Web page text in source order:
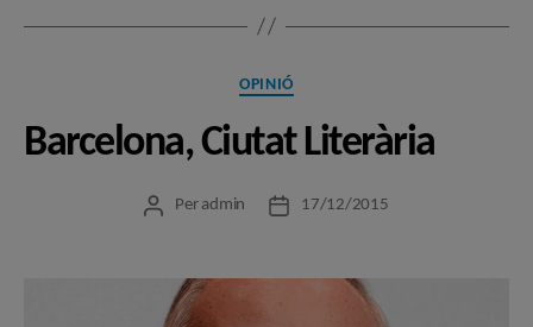
Categories
OPINIÓ
Barcelona, Ciutat Literària
Autor
Per admin
Data17/12/2015